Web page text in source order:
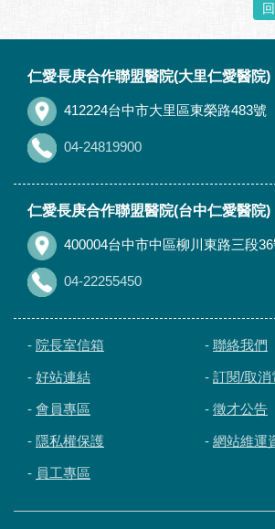
仁愛長庚合作聯盟醫院(大里仁愛醫院)
412224台中市大里區東榮路483號
04-24819900
仁愛長庚合作聯盟醫院(台中仁愛醫院)
400004台中市中區柳川東路三段36
04-22255450
- 院長室信箱 - 聯絡我們
- 好站連結 - 訂閱/取消
- 會員專區 - 徵才公告
- 隱私權保護 - 網站維運
- 員工專區